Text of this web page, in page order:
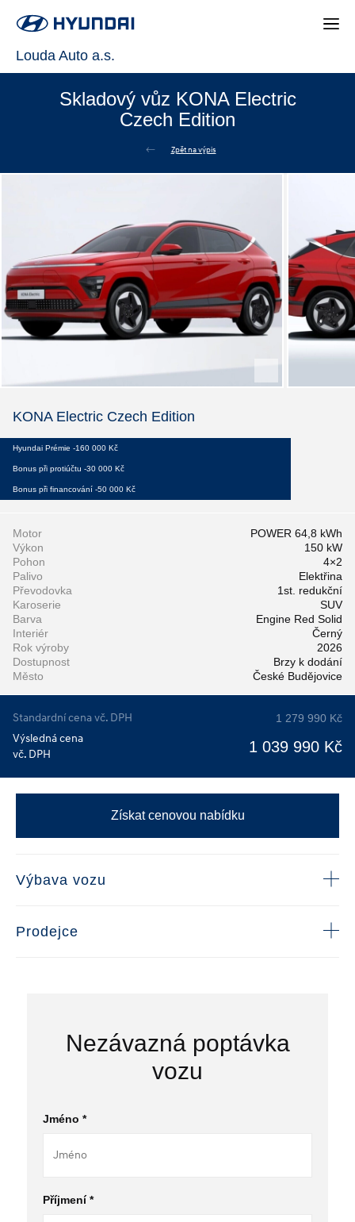
Louda Auto a.s.
Skladový vůz KONA Electric
Czech Edition
Zpět na výpis
KONA Electric Czech Edition
Hyundai Prémie -160 000 Kč
Bonus při protiúčtu -30 000 Kč
Bonus při financování -50 000 Kč
Motor
POWER 64,8 kWh
Výkon
150 kW
Pohon
4×2
Palivo
Elektřina
Převodovka
1st. redukční
Karoserie
SUV
Barva
Engine Red Solid
Interiér
Černý
Rok výroby
2026
Dostupnost
Brzy k dodání
Město
České Budějovice
Standardní cena vč. DPH 1 279 990 Kč
Výsledná cena
vč. DPH
1 039 990 Kč
Získat cenovou nabídku
Výbava vozu
Prodejce
Nezávazná poptávka
vozu
Jméno *
Příjmení *